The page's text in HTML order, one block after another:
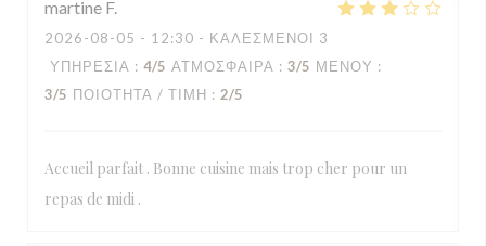
martine F
2026-08-05 - 12:30 - ΚΑΛΕΣΜΈΝΟΙ 3
ΥΠΗΡΕΣΊΑ : 4/5 ΑΤΜΌΣΦΑΙΡΑ : 3/5 ΜΕΝΟΎ :
3/5 ΠΟΙΌΤΗΤΑ / ΤΙΜΉ : 2/5
Accueil parfait . Bonne cuisine mais trop cher pour un
repas de midi .